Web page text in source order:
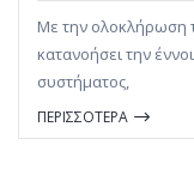
Με την ολοκλήρωση
κατανοήσει την
συστήματος,
ΠΕΡΙΣΣΟΤΕΡΑ